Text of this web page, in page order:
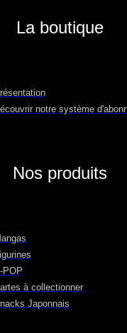
La boutique
notre système
Nos produits
POP
à collectionner
Japonnais